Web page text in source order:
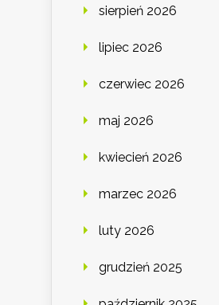
sierpień 2026
lipiec 2026
czerwiec 2026
maj 2026
kwiecień 2026
marzec 2026
luty 2026
grudzień 2025